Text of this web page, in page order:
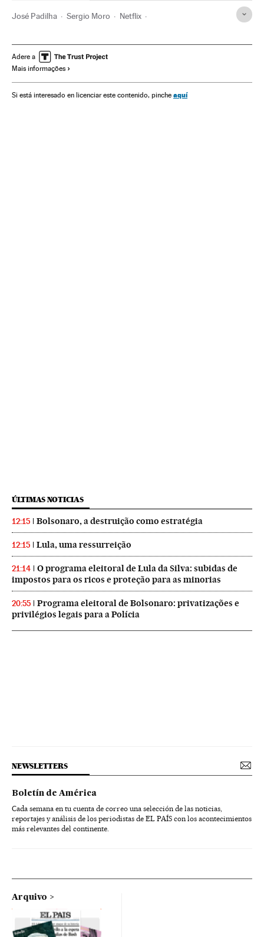
José Padilha Sergio Moro Netflix
América Latina América
Televisão Meios comunicação
Telecomunicações Comunicações Comunicação
Adere a
Mais informações
Si está interesado en licenciar este contenido, pinche aquí
ÚLTIMAS NOTICIAS
12:15 Bolsonaro, a destruição como estratégia
12:15 Lula, uma ressurreição
21:14
O programa eleitoral de Lula da Silva: subidas de
impostos para os ricos e proteção para as minorias
20:55
Programa eleitoral de Bolsonaro: privatizações e
privilégios legais para a Polícia
NEWSLETTERS
Boletín de América
Cada semana en tu cuenta de correo una selección de las noticias,
reportajes y análisis de los periodistas de EL PAÍS con los acontecimientos
más relevantes del continente.
Arquivo